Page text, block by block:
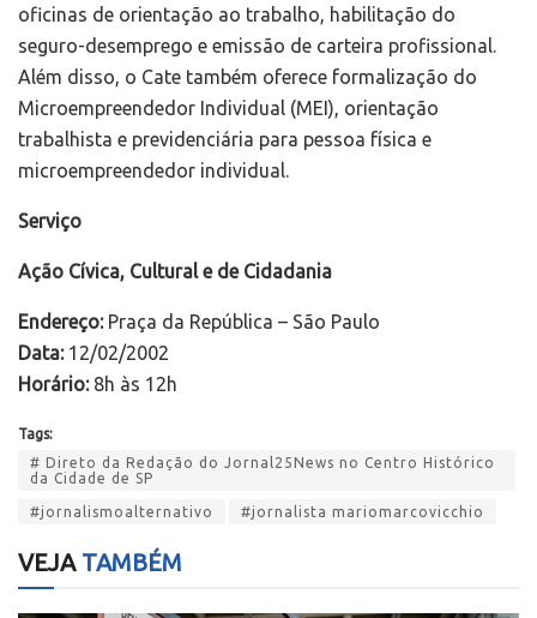
oficinas de orientação ao trabalho, habilitação do
seguro-desemprego e emissão de carteira profissional.
Além disso, o Cate também oferece formalização do
Microempreendedor Individual (MEI), orientação
trabalhista e previdenciária para pessoa física e
microempreendedor individual.
Serviço
Ação Cívica, Cultural e de Cidadania
Endereço:Praça da República – São Paulo
Data:12/02/2002
Horário:8h às 12h
Tags:
# Direto da Redação do Jornal25News no Centro Histórico
da Cidade de SP
#jornalismoalternativo #jornalista mariomarcovicchio
VEJATAMBÉM